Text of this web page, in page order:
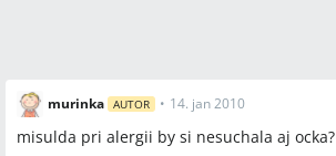
murinka AUTOR • 14. jan 2010
misulda pri alergii by si nesuchala aj ocka?